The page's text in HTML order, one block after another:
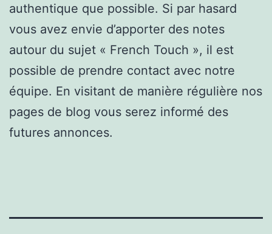
authentique que possible. Si par hasard
vous avez envie d’apporter des notes
autour du sujet « French Touch », il est
possible de prendre contact avec notre
équipe. En visitant de manière régulière nos
pages de blog vous serez informé des
futures annonces.